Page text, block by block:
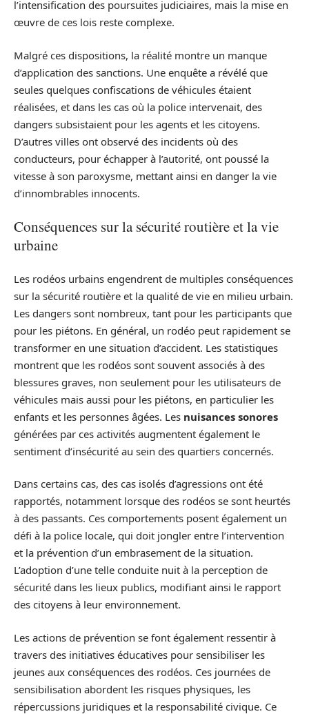
l’intensification des poursuites judiciaires, mais la mise en
œuvre de ces lois reste complexe.
Malgré ces dispositions, la réalité montre un manque
d’application des sanctions. Une enquête a révélé que
seules quelques confiscations de véhicules étaient
réalisées, et dans les cas où la police intervenait, des
dangers subsistaient pour les agents et les citoyens.
D’autres villes ont observé des incidents où des
conducteurs, pour échapper à l’autorité, ont poussé la
vitesse à son paroxysme, mettant ainsi en danger la vie
d’innombrables innocents.
Conséquences sur la sécurité routière et la vie
urbaine
Les rodéos urbains engendrent de multiples conséquences
sur la sécurité routière et la qualité de vie en milieu urbain.
Les dangers sont nombreux, tant pour les participants que
pour les piétons. En général, un rodéo peut rapidement se
transformer en une situation d’accident. Les statistiques
montrent que les rodéos sont souvent associés à des
blessures graves, non seulement pour les utilisateurs de
véhicules mais aussi pour les piétons, en particulier les
enfants et les personnes âgées. Les nuisances sonores
générées par ces activités augmentent également le
sentiment d’insécurité au sein des quartiers concernés.
Dans certains cas, des cas isolés d’agressions ont été
rapportés, notamment lorsque des rodéos se sont heurtés
à des passants. Ces comportements posent également un
défi à la police locale, qui doit jongler entre l’intervention
et la prévention d’un embrasement de la situation.
L’adoption d’une telle conduite nuit à la perception de
sécurité dans les lieux publics, modifiant ainsi le rapport
des citoyens à leur environnement.
Les actions de prévention se font également ressentir à
travers des initiatives éducatives pour sensibiliser les
jeunes aux conséquences des rodéos. Ces journées de
sensibilisation abordent les risques physiques, les
répercussions juridiques et la responsabilité civique. Ce